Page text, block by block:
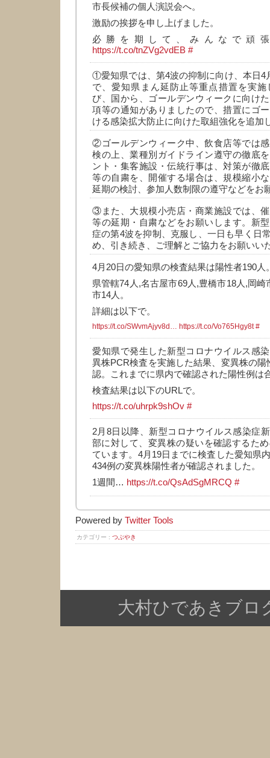
市長候補の個人演説会へ。
激励の挨拶を申し上げました。
必勝を期して、みんなで頑
https://t.co/tnZVg2vdEB #
①愛知県では、第4波の抑制に向け、本日4
で、愛知県まん延防止等重点措置を実
び、国から、ゴールデンウィークに向け
項等の通知がありましたので、措置にゴ
ける感染拡大防止に向けた取組強化を追加
②ゴールデンウィーク中、飲食店等では
検の上、業種別ガイドライン遵守の徹底
ント・集客施設・伝統行事は、対策が徹
等の自粛を、開催する場合は、規模縮小
延期の検討、参加人数制限の遵守などをお
③また、大規模小売店・商業施設では、
等の延期・自粛などをお願いします。新
症の第4波を抑制、克服し、一日も早く日
め、引き続き、ご理解とご協力をお願いい
4月20日の愛知県の検査結果は陽性者190人
県管轄74人,名古屋市69人,豊橋市18人,岡崎
市14人。
詳細は以下で。
https://t.co/SWvmAjyv8d… https://t.co/Vo765Hgy8t #
愛知県で発生した新型コロナウイルス感
異株PCR検査を実施した結果、変異株の陽
認。これまでに県内で確認された陽性例は
検査結果は以下のURLで。
https://t.co/uhrpk9shOv #
2月8日以降、新型コロナウイルス感染症
部に対して、変異株の疑いを確認するた
ています。4月19日までに検査した愛知県
434例の変異株陽性者が確認されました。
1週間… https://t.co/QsAdSgMRCQ #
Powered by Twitter Tools
カテゴリー : つぶやき
大村ひであきブロ